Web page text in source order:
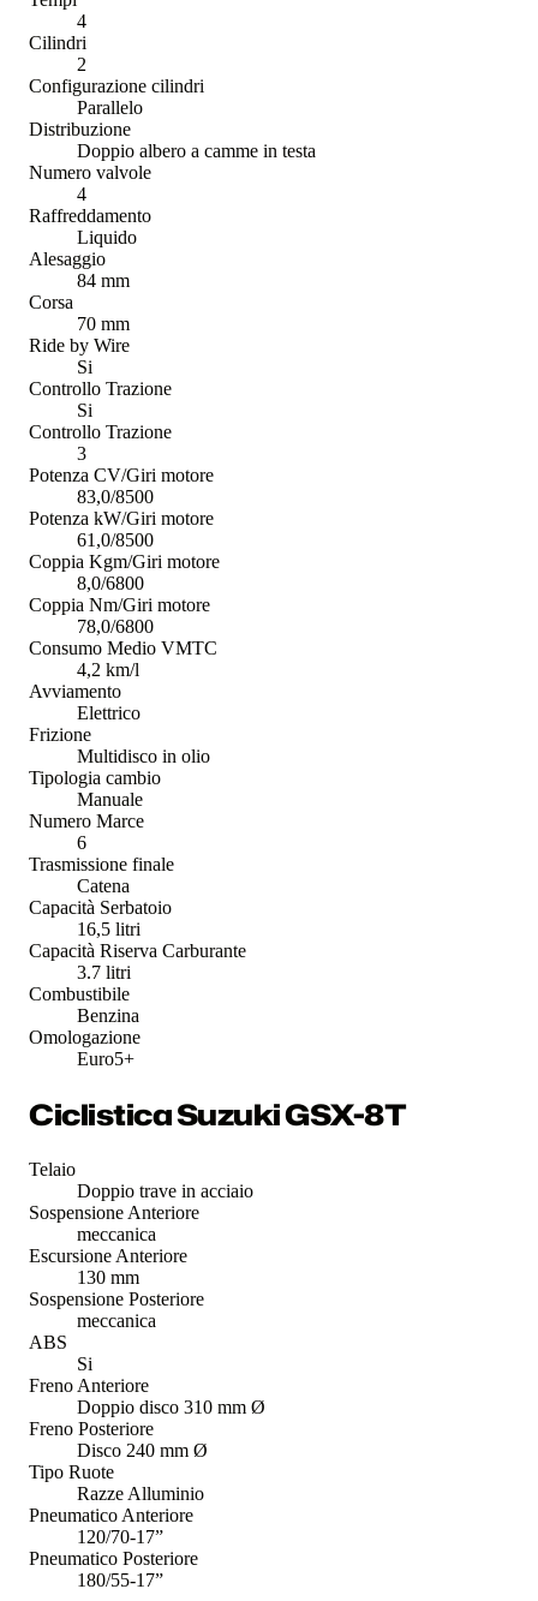
4
Cilindri
2
Configurazione cilindri
Parallelo
Distribuzione
Doppio albero a camme in testa
Numero valvole
4
Raffreddamento
Liquido
Alesaggio
84 mm
Corsa
70 mm
Ride by Wire
Si
Controllo Trazione
Si
Controllo Trazione
3
Potenza CV/Giri motore
83,0/8500
Potenza kW/Giri motore
61,0/8500
Coppia Kgm/Giri motore
8,0/6800
Coppia Nm/Giri motore
78,0/6800
Consumo Medio VMTC
4,2 km/l
Avviamento
Elettrico
Frizione
Multidisco in olio
Tipologia cambio
Manuale
Numero Marce
6
Trasmissione finale
Catena
Capacità Serbatoio
16,5 litri
Capacità Riserva Carburante
3.7 litri
Combustibile
Benzina
Omologazione
Euro5+
Ciclistica Suzuki GSX-8T
Telaio
Doppio trave in acciaio
Sospensione Anteriore
meccanica
Escursione Anteriore
130 mm
Sospensione Posteriore
meccanica
ABS
Si
Freno Anteriore
Doppio disco 310 mm Ø
Freno Posteriore
Disco 240 mm Ø
Tipo Ruote
Razze Alluminio
Pneumatico Anteriore
120/70-17”
Pneumatico Posteriore
180/55-17”